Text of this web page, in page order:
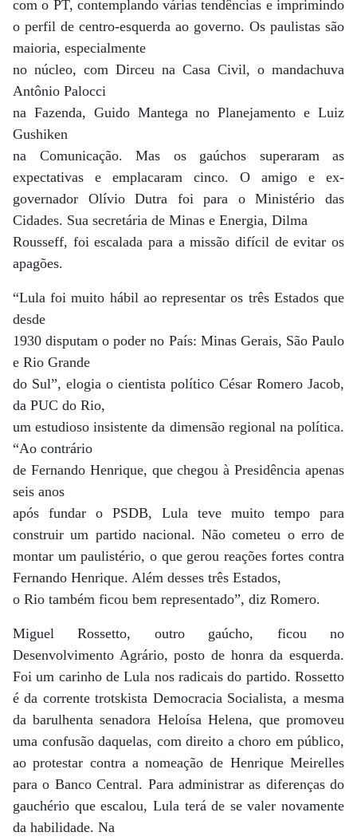
com o PT, contemplando várias tendências e imprimindo
o perfil de centro-esquerda ao governo. Os paulistas são
maioria, especialmente
no núcleo, com Dirceu na Casa Civil, o mandachuva
Antônio Palocci
na Fazenda, Guido Mantega no Planejamento e Luiz
Gushiken
na Comunicação. Mas os gaúchos superaram as
expectativas e emplacaram cinco. O amigo e ex-
governador Olívio Dutra foi para o Ministério das
Cidades. Sua secretária de Minas e Energia, Dilma
Rousseff, foi escalada para a missão difícil de evitar os
apagões.
“Lula foi muito hábil ao representar os três Estados que
desde
1930 disputam o poder no País: Minas Gerais, São Paulo
e Rio Grande
do Sul”, elogia o cientista político César Romero Jacob,
da PUC do Rio,
um estudioso insistente da dimensão regional na política.
“Ao contrário
de Fernando Henrique, que chegou à Presidência apenas
seis anos
após fundar o PSDB, Lula teve muito tempo para
construir um partido nacional. Não cometeu o erro de
montar um paulistério, o que gerou reações fortes contra
Fernando Henrique. Além desses três Estados,
o Rio também ficou bem representado”, diz Romero.
Miguel Rossetto, outro gaúcho, ficou no
Desenvolvimento Agrário, posto de honra da esquerda.
Foi um carinho de Lula nos radicais do partido. Rossetto
é da corrente trotskista Democracia Socialista, a mesma
da barulhenta senadora Heloísa Helena, que promoveu
uma confusão daquelas, com direito a choro em público,
ao protestar contra a nomeação de Henrique Meirelles
para o Banco Central. Para administrar as diferenças do
gauchério que escalou, Lula terá de se valer novamente
da habilidade. Na